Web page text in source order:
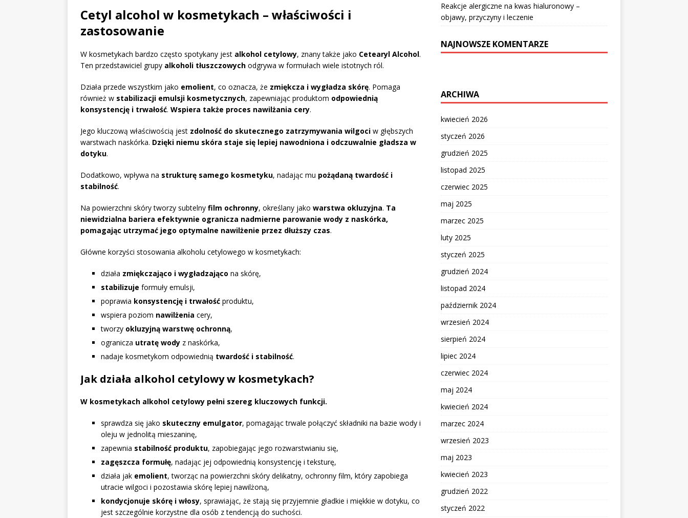
Cetyl alcohol w kosmetykach – właściwości i
zastosowanie
W kosmetykach bardzo często spotykany jest alkohol cetylowy, znany także jako Cetearyl Alcohol.
Ten przedstawiciel grupy alkoholi tłuszczowych odgrywa w formułach wiele istotnych ról.
Działa przede wszystkim jako emolient, co oznacza, że zmiękcza i wygładza skórę. Pomaga
również w stabilizacji emulsji kosmetycznych, zapewniając produktom odpowiednią
konsystencję i trwałość. Wspiera także proces nawilżania cery.
Jego kluczową właściwością jest zdolność do skutecznego zatrzymywania wilgoci w głębszych
warstwach naskórka. Dzięki niemu skóra staje się lepiej nawodniona i odczuwalnie gładsza w
dotyku.
Dodatkowo, wpływa na strukturę samego kosmetyku, nadając mu pożądaną twardość i
stabilność.
Na powierzchni skóry tworzy subtelny film ochronny, określany jako warstwa okluzyjna. Ta
niewidzialna bariera efektywnie ogranicza nadmierne parowanie wody z naskórka,
pomagając utrzymać jego optymalne nawilżenie przez dłuższy czas.
Główne korzyści stosowania alkoholu cetylowego w kosmetykach:
działa zmiękczająco i wygładzająco na skórę,
stabilizuje formuły emulsji,
poprawia konsystencję i trwałość produktu,
wspiera poziom nawilżenia cery,
tworzy okluzyjną warstwę ochronną,
ogranicza utratę wody z naskórka,
nadaje kosmetykom odpowiednią twardość i stabilność.
Jak działa alkohol cetylowy w kosmetykach?
W kosmetykach alkohol cetylowy pełni szereg kluczowych funkcji.
sprawdza się jako skuteczny emulgator, pomagając trwale połączyć składniki na bazie wody i
oleju w jednolitą mieszaninę,
zapewnia stabilność produktu, zapobiegając jego rozwarstwianiu się,
zagęszcza formułę, nadając jej odpowiednią konsystencję i teksturę,
działa jak emolient, tworząc na powierzchni skóry delikatny, ochronny film, który zapobiega
utracie wilgoci i pozostawia skórę lepiej nawilżoną,
kondycjonuje skórę i włosy, sprawiając, że stają się przyjemnie gładkie i miękkie w dotyku, co
jest szczególnie korzystne dla osób z tendencją do suchości.
Reakcje alergiczne na kwas hialuronowy –
objawy, przyczyny i leczenie
NAJNOWSZE KOMENTARZE
ARCHIWA
kwiecień 2026
styczeń 2026
grudzień 2025
listopad 2025
czerwiec 2025
maj 2025
marzec 2025
luty 2025
styczeń 2025
grudzień 2024
listopad 2024
październik 2024
wrzesień 2024
sierpień 2024
lipiec 2024
czerwiec 2024
maj 2024
kwiecień 2024
marzec 2024
wrzesień 2023
maj 2023
kwiecień 2023
grudzień 2022
styczeń 2022